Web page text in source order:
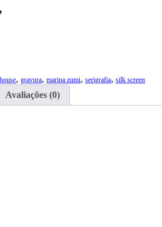
, gravura, marina zumi, serigrafia, silk screen
Avaliações (0)